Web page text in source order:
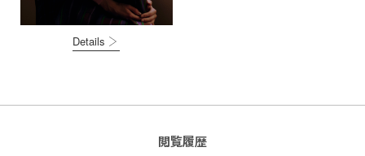
Details
閲覧履歴